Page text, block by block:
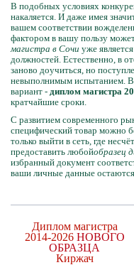
В подобных условиях
накаляется. И даже имея
вашем соответствии
фактором в вашу пользу
магистра в Сочи уже
должностей. Естественно, в
заново доучиться, но
невыполнимым испытанием. В
вариант - диплом магистра
кратчайшие сроки.
С развитием современного
специфический товар можно
только выйти в сеть, где
предоставить любойобразец
избранный документ
ваши личные данные
Диплом магистра
2014-2026 НОВОГО
ОБРАЗЦА
Киржач